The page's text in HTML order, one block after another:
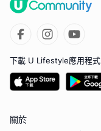
下載 U Lifestyle應用程式
關於